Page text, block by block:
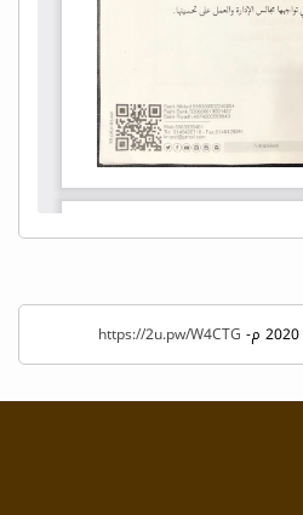
https://2u.pw/W4CTG